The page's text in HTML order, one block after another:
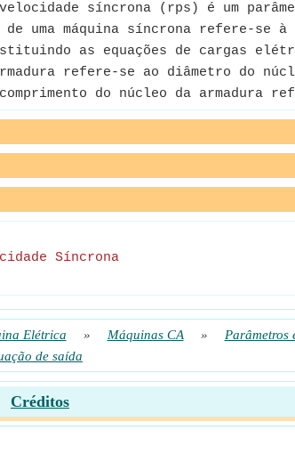
síncrona (rps) é um
uma máquina síncrona refere-se
as equações de cargas
refere-se ao diâmetro do
do núcleo da armadura
Síncrona
Elétrica » Máquinas CA » Parâmetros
de saída
Créditos